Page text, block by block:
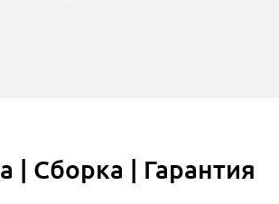
| Сборка | Гарантия